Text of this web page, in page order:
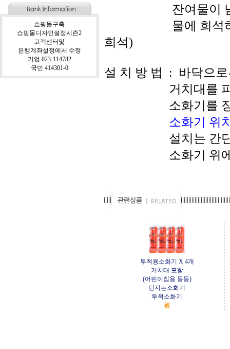
쇼핑몰구축
쇼핑몰디자인설정시즌2
고객센터및
은행계좌설정에서 수정
기업 023-114782
국민 414301-0
잔여물이 남지않
물에 희석하여도
희석)
설 치 방 법 : 바닥으로
거치대를
소화기를 장
소화기 위
설치는 간단합니
소화기 위에 마개
투척용소화기 X 4개
거치대 포함
(어린이집용 등등)
던지는소화기
투척소화기
원